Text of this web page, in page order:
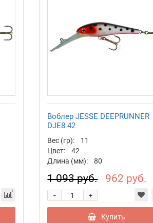
Воблер JESSE DEEPRUNNER
DJE8 42
Вес (гр):
11
Цвет:
42
Длина (мм):
80
1 093 руб. 962 руб.
+
-
Купить